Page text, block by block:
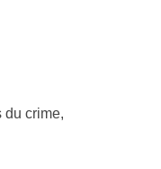
du crime,